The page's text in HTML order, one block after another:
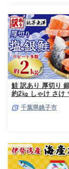
鮭 訳あり 厚切り
約2㎏ しゃけ さけ
弁当 銀鮭切り身 銀
身 鮭切り身 シャ
介 魚貝類 海鮮 わ
メ ふるさと納税鮭
税 千葉県 銚子市
千葉県銚子市